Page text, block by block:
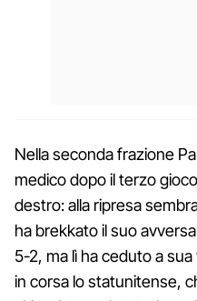
Nella seconda frazione
medico dopo il terzo
destro: alla ripresa
ha brekkato il suo
5-2, ma lì ha ceduto a
in corsa lo statunitense,